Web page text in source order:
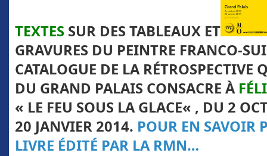
TEXTES SUR DES TABLEAUX ET
GRAVURES DU PEINTRE FRANCO-
CATALOGUE DE LA RÉTROSPECTIVE
DU GRAND PALAIS CONSACRE À
« LE FEU SOUS LA GLACE« , DU 2
20 JANVIER 2014. POUR EN SAVOIR
LIVRE ÉDITÉ PAR LA RMN…